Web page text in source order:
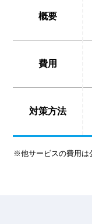
概要
費用
対策方法
※他サービスの費用は